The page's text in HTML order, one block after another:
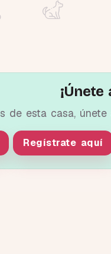
¡Únete
de esta casa,
Regístrate aquí